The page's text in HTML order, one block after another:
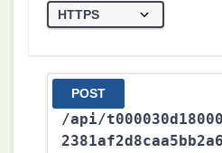
POST
/api/